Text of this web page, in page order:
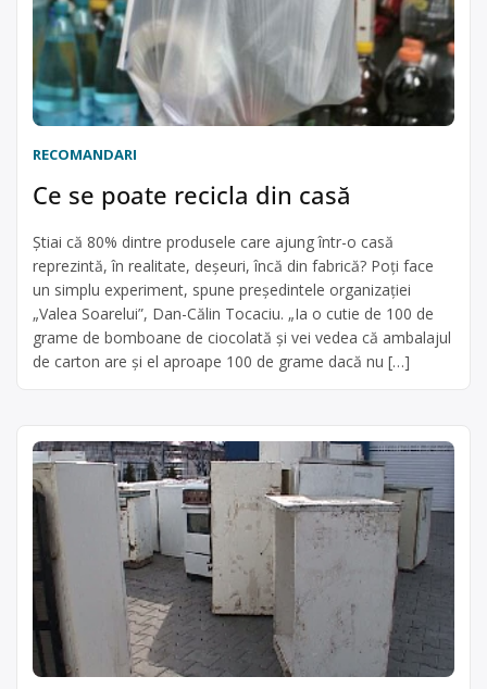
RECOMANDARI
Ce se poate recicla din casă
Ştiai că 80% dintre produsele care ajung într-o casă
reprezintă, în realitate, deşeuri, încă din fabrică? Poţi face
un simplu experiment, spune preşedintele organizaţiei
„Valea Soarelui”, Dan-Călin Tocaciu. „Ia o cutie de 100 de
grame de bomboane de ciocolată şi vei vedea că ambalajul
de carton are şi el aproape 100 de grame dacă nu […]